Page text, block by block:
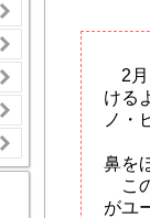
2月
ける
ノ・
鼻を
こ
がユ